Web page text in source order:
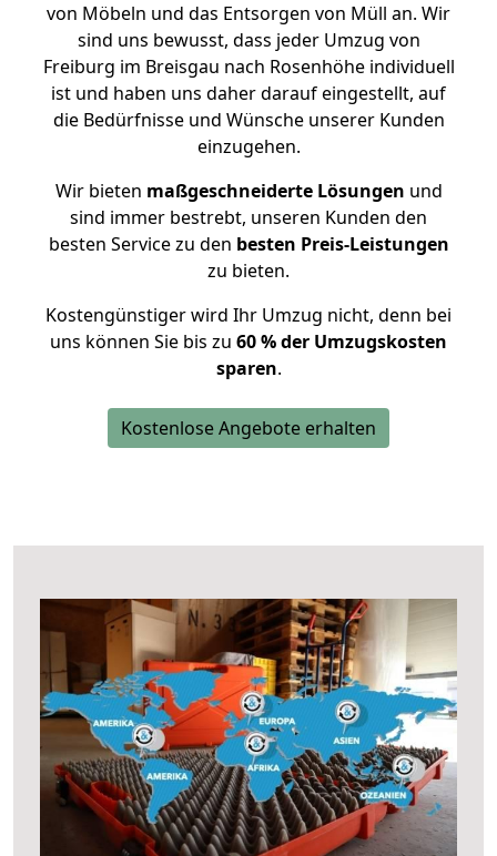
von Möbeln und das Entsorgen von Müll an. Wir
sind uns bewusst, dass jeder Umzug von
Freiburg im Breisgau nach Rosenhöhe individuell
ist und haben uns daher darauf eingestellt, auf
die Bedürfnisse und Wünsche unserer Kunden
einzugehen.
Wir bieten maßgeschneiderte Lösungen und
sind immer bestrebt, unseren Kunden den
besten Service zu den besten Preis-Leistungen
zu bieten.
Kostengünstiger wird Ihr Umzug nicht, denn bei
uns können Sie bis zu 60 % der Umzugskosten
sparen.
Kostenlose Angebote erhalten